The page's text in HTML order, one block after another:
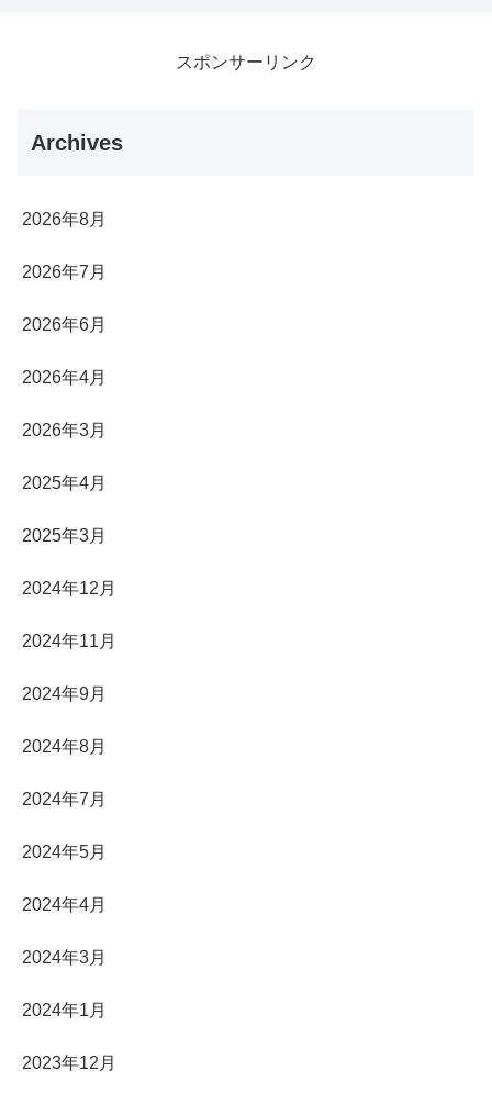
スポンサーリンク
Archives
2026年8月
2026年7月
2026年6月
2026年4月
2026年3月
2025年4月
2025年3月
2024年12月
2024年11月
2024年9月
2024年8月
2024年7月
2024年5月
2024年4月
2024年3月
2024年1月
2023年12月